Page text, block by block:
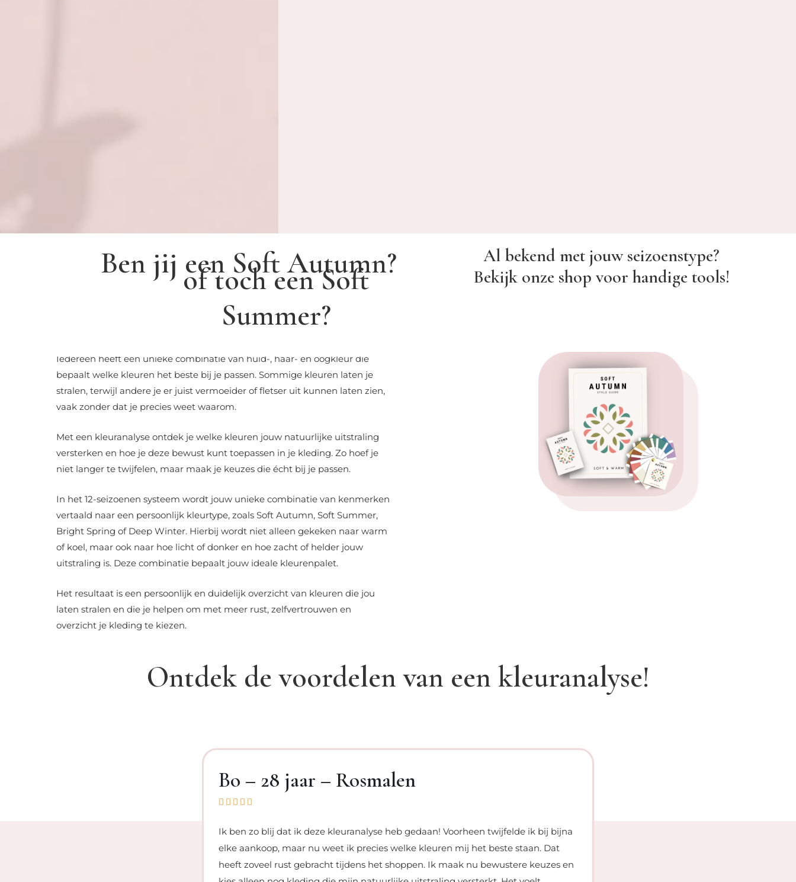
Ben jij een Soft Autumn?
of toch een Soft
Summer?
Al bekend met jouw seizoenstype?
Bekijk onze shop voor handige tools!
Iedereen heeft een unieke combinatie van huid-, haar- en oogkleur die
bepaalt welke kleuren het beste bij je passen. Sommige kleuren laten je
stralen, terwijl andere je er juist vermoeider of fletser uit kunnen laten zien,
vaak zonder dat je precies weet waarom.
Met een kleuranalyse ontdek je welke kleuren jouw natuurlijke uitstraling
versterken en hoe je deze bewust kunt toepassen in je kleding. Zo hoef je
niet langer te twijfelen, maar maak je keuzes die écht bij je passen.
In het 12-seizoenen systeem wordt jouw unieke combinatie van kenmerken
vertaald naar een persoonlijk kleurtype, zoals Soft Autumn, Soft Summer,
Bright Spring of Deep Winter. Hierbij wordt niet alleen gekeken naar warm
of koel, maar ook naar hoe licht of donker en hoe zacht of helder jouw
uitstraling is. Deze combinatie bepaalt jouw ideale kleurenpalet.
Het resultaat is een persoonlijk en duidelijk overzicht van kleuren die jou
laten stralen en die je helpen om met meer rust, zelfvertrouwen en
overzicht je kleding te kiezen.
Ontdek de voordelen van een kleuranalyse!
Bo – 28 jaar – Rosmalen
    
Ik ben zo blij dat ik deze kleuranalyse heb gedaan! Voorheen twijfelde ik bij bijna
elke aankoop, maar nu weet ik precies welke kleuren mij het beste staan. Dat
heeft zoveel rust gebracht tijdens het shoppen. Ik maak nu bewustere keuzes en